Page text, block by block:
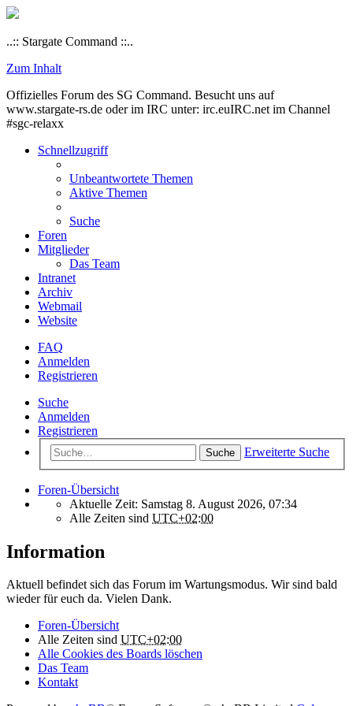
..:: Stargate Command ::..
Zum Inhalt
Offizielles Forum des SG Command. Besucht uns auf
www.stargate-rs.de oder im IRC unter: irc.euIRC.net im Channel
#sgc-relaxx
Schnellzugriff
Unbeantwortete Themen
Aktive Themen
Suche
Foren
Mitglieder
Das Team
Intranet
Archiv
Webmail
Website
FAQ
Anmelden
Registrieren
Suche
Anmelden
Registrieren
Suche Erweiterte Suche
Foren-Übersicht
Aktuelle Zeit: Samstag 8. August 2026, 07:34
Alle Zeiten sind UTC+02:00
Information
Aktuell befindet sich das Forum im Wartungsmodus. Wir sind bald
wieder für euch da. Vielen Dank.
Foren-Übersicht
Alle Zeiten sind UTC+02:00
Alle Cookies des Boards löschen
Das Team
Kontakt